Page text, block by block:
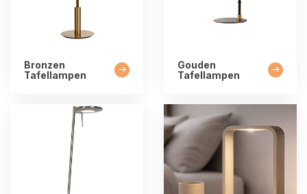
Bronzen
Tafellampen
Gouden
Tafellampen